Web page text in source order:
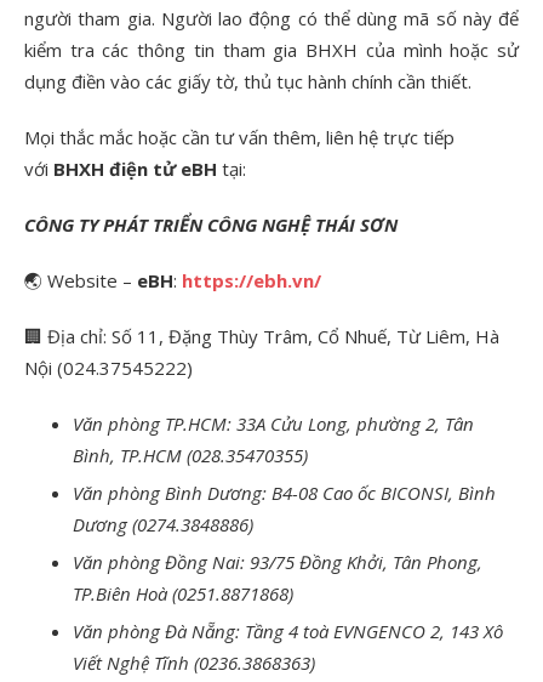
người tham gia. Người lao động có thể dùng mã số này để
kiểm tra các thông tin tham gia BHXH của mình hoặc sử
dụng điền vào các giấy tờ, thủ tục hành chính cần thiết.
Mọi thắc mắc hoặc cần tư vấn thêm, liên hệ trực tiếp
với BHXH điện tử eBH tại:
CÔNG TY PHÁT TRIỂN CÔNG NGHỆ THÁI SƠN
🌏 Website – eBH: https://ebh.vn/
🏢 Địa chỉ: Số 11, Đặng Thùy Trâm, Cổ Nhuế, Từ Liêm, Hà
Nội (024.37545222)
Văn phòng TP.HCM: 33A Cửu Long, phường 2, Tân
Bình, TP.HCM (028.35470355)
Văn phòng Bình Dương: B4-08 Cao ốc BICONSI, Bình
Dương (0274.3848886)
Văn phòng Đồng Nai: 93/75 Đồng Khởi, Tân Phong,
TP.Biên Hoà (0251.8871868)
Văn phòng Đà Nẵng: Tầng 4 toà EVNGENCO 2, 143 Xô
Viết Nghệ Tĩnh (0236.3868363)